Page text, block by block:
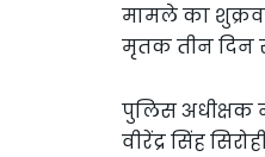
मामले का
मृतक तीन दिन
पुलिस अधीक्षक
वीरेंद्र सिंह